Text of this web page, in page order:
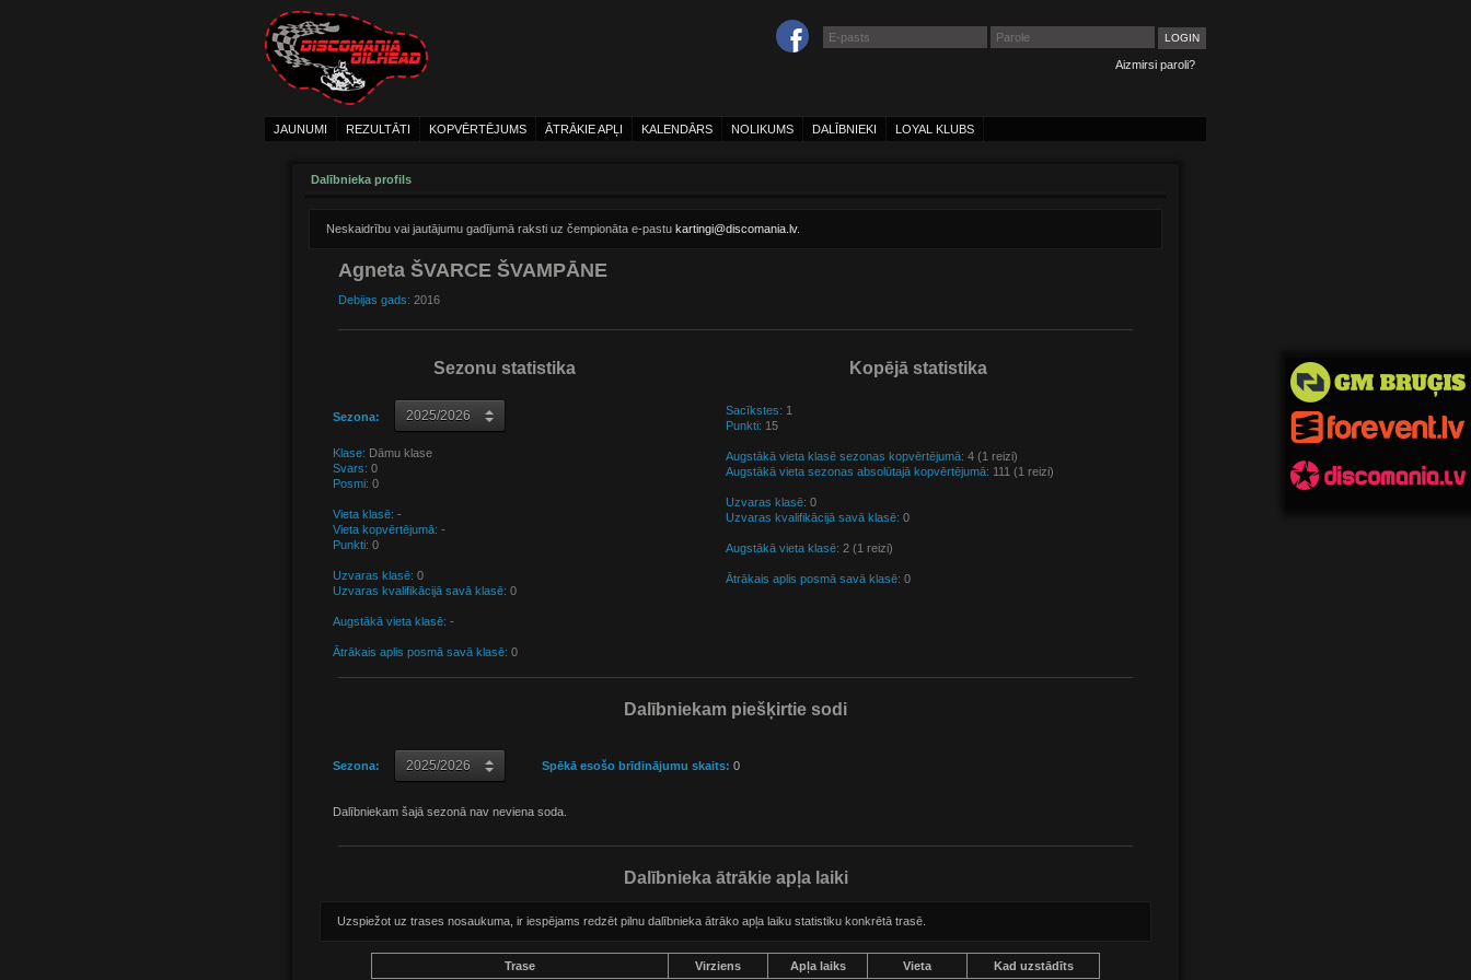
Aizmirsi paroli?
JAUNUMI REZULTĀTI KOPVĒRTĒJUMS ĀTRĀKIE APĻI KALENDĀRS NOLIKUMS DALĪBNIEKI LOYAL KLUBS
Dalībnieka profils
Neskaidrību vai jautājumu gadījumā raksti uz čempionāta e-pastu kartingi@discomania.lv.
Agneta ŠVARCE ŠVAMPĀNE
Debijas gads: 2016
Sezonu statistika
Sezona:
Klase: Dāmu klase
Svars: 0
Posmi: 0
Vieta klasē: -
Vieta kopvērtējumā: -
Punkti: 0
Uzvaras klasē: 0
Uzvaras kvalifikācijā savā klasē: 0
Augstākā vieta klasē: -
Ātrākais aplis posmā savā klasē: 0
Kopējā statistika
Sacīkstes: 1
Punkti: 15
Augstākā vieta klasē sezonas kopvērtējumā: 4 (1 reizi)
Augstākā vieta sezonas absolūtajā kopvērtējumā: 111 (1 reizi)
Uzvaras klasē: 0
Uzvaras kvalifikācijā savā klasē: 0
Augstākā vieta klasē: 2 (1 reizi)
Ātrākais aplis posmā savā klasē: 0
Dalībniekam piešķirtie sodi
Sezona: Spēkā esošo brīdinājumu skaits: 0
Dalībniekam šajā sezonā nav neviena soda.
Dalībnieka ātrākie apļa laiki
Uzspiežot uz trases nosaukuma, ir iespējams redzēt pilnu dalībnieka ātrāko apļa laiku statistiku konkrētā trasē.
Trase Virziens Apļa laiks Vieta Kad uzstādīts